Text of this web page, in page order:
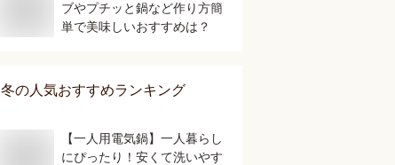
ブやプチッと鍋など作り方簡
単で美味しいおすすめは？
冬の人気おすすめランキング
【一人用電気鍋】一人暮らし
にぴったり！安くて洗いやす